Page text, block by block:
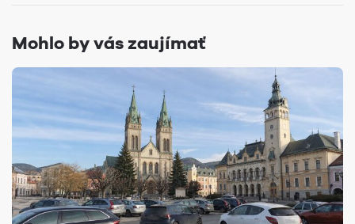
Mohlo by vás zaujímať